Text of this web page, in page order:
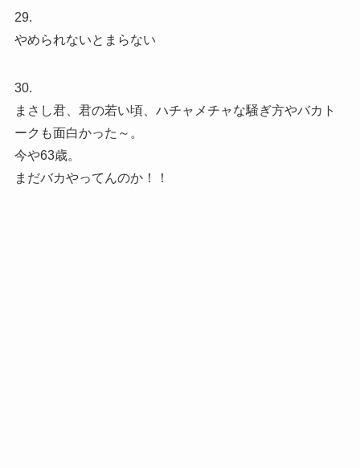
29.
やめられないとまらない
30.
まさし君、君の若い頃、ハチャメチャな騒ぎ方やバカト
ークも面白かった～。
今や63歳。
まだバカやってんのか！！